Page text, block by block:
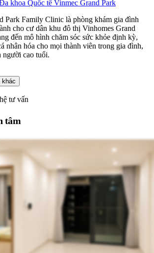
khoa Quốc tế Vinmec Grand Park
Park Family Clinic là phòng khám gia đình
cho cư dân khu đô thị Vinhomes Grand
đến mô hình chăm sóc sức khỏe định kỳ,
nhân hóa cho mọi thành viên trong gia đình,
người cao tuổi.
khác
tư vấn
tâm